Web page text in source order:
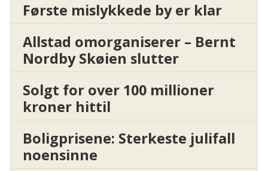
Første mislykkede by er klar
Allstad omorganiserer – Bernt
Nordby Skøien slutter
Solgt for over 100 millioner
kroner hittil
Boligprisene: Sterkeste julifall
noensinne